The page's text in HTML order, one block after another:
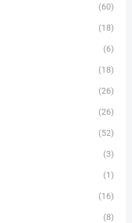
(60)
(18)
(6)
(18)
(26)
(26)
(52)
(3)
(1)
(16)
(8)